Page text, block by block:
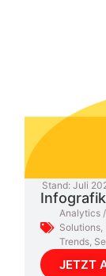
Stand: Juli
Analytics
Solutions,
Trends,
JETZT